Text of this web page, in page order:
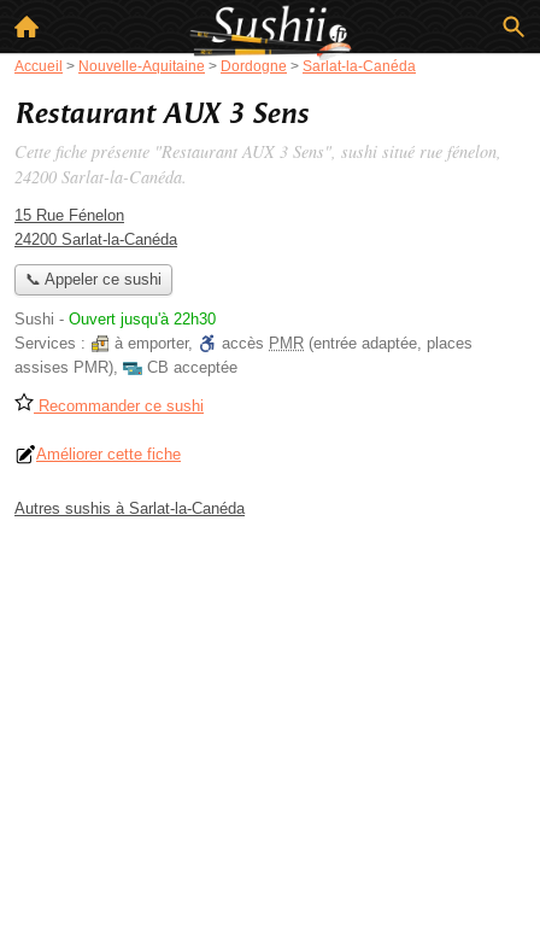
Accueil > Nouvelle-Aquitaine > Dordogne > Sarlat-la-Canéda
Restaurant AUX 3 Sens
Cette fiche présente "Restaurant AUX 3 Sens", sushi situé rue fénelon,
24200 Sarlat-la-Canéda.
15 Rue Fénelon
24200 Sarlat-la-Canéda
📞 Appeler ce sushi
Sushi - Ouvert jusqu'à 22h30
Services :
à emporter, accès PMR (entrée adaptée, places
assises PMR), CB acceptée
Recommander ce sushi
Améliorer cette fiche
Autres sushis à Sarlat-la-Canéda